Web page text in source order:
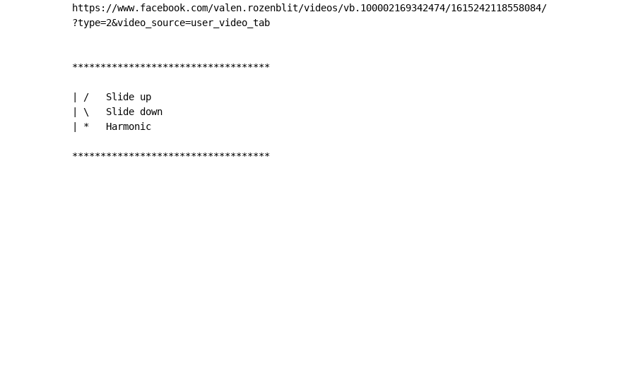
https://www.facebook.com/valen.rozenblit/videos/vb.100002169342474/1615242118558084/
?type=2&video_source=user_video_tab
***********************************
| /   Slide up
| \   Slide down
| *   Harmonic
***********************************